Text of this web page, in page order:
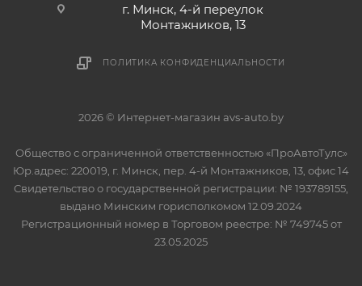
г. Минск, 4-й переулок
Монтажников, 13
ПОЛИТИКА КОНФИДЕНЦИАЛЬНОСТИ
2026 © Интернет-магазин avs-auto.by
Общество с ограниченной ответственностью «ПроАвтоТулс»
Юр.адрес: 220019, г. Минск, пер. 4-й Монтажников, 13, офис 14
Свидетельство о государственной регистрации: № 193789155,
выдано Минским горисполкомом 12.09.2024
Регистрационный номер в Торговом реестре: № 749745 от
23.05.2025